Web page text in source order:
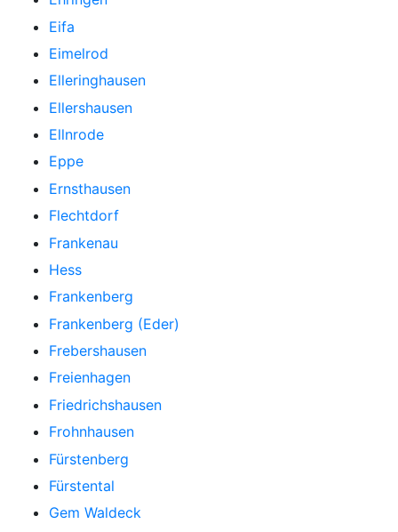
Eifa
Eimelrod
Elleringhausen
Ellershausen
Ellnrode
Eppe
Ernsthausen
Flechtdorf
Frankenau
Hess
Frankenberg
Frankenberg (Eder)
Frebershausen
Freienhagen
Friedrichshausen
Frohnhausen
Fürstenberg
Fürstental
Gem Waldeck